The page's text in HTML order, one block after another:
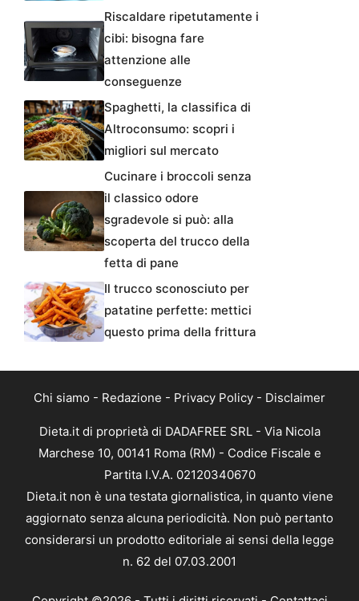
Riscaldare ripetutamente i
cibi: bisogna fare
attenzione alle
conseguenze
Spaghetti, la classifica di
Altroconsumo: scopri i
migliori sul mercato
Cucinare i broccoli senza
il classico odore
sgradevole si può: alla
scoperta del trucco della
fetta di pane
Il trucco sconosciuto per
patatine perfette: mettici
questo prima della frittura
Chi siamo - Redazione - Privacy Policy - Disclaimer
Dieta.it di proprietà di DADAFREE SRL - Via Nicola
Marchese 10, 00141 Roma (RM) - Codice Fiscale e
Partita I.V.A. 02120340670
Dieta.it non è una testata giornalistica, in quanto viene
aggiornato senza alcuna periodicità. Non può pertanto
considerarsi un prodotto editoriale ai sensi della legge
n. 62 del 07.03.2001